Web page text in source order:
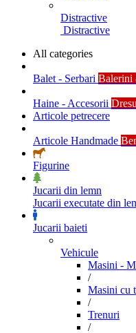
Distractive
Distractive
All categories
Balet - Serbari Balerini
Haine - Accesorii
Articole petrecere
Articole Handmade
Figurine
Jucarii din lemn
Jucarii executate din
Jucarii baieti
Vehicule
Masini -
/
Masini cu
/
Trenuri
/